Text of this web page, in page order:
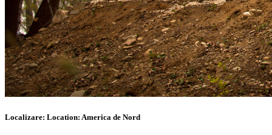
Localizare: Location: America de Nord